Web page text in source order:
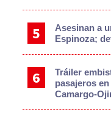
Asesinan a
Espinoza;
Tráiler
pasajeros
Camargo-